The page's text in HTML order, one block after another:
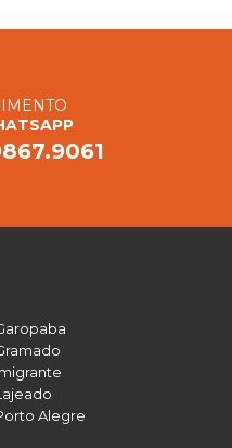
Alegre